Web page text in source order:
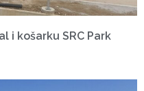
i košarku SRC Park